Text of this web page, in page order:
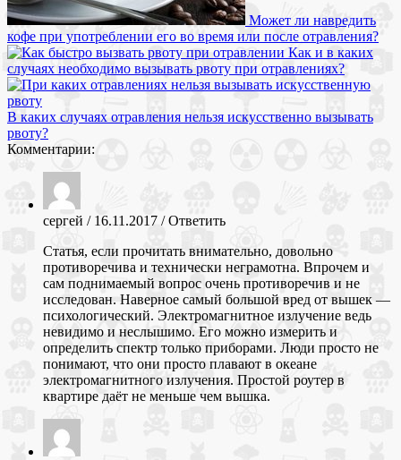
Может ли навредить
кофе при употреблении его во время или после отравления?
Как и в каких
случаях необходимо вызывать рвоту при отравлениях?
В каких случаях отравления нельзя искусственно вызывать
рвоту?
Комментарии:
сергей / 16.11.2017 /Ответить
Статья, если прочитать внимательно, довольно
противоречива и технически неграмотна. Впрочем и
сам поднимаемый вопрос очень противоречив и не
исследован. Наверное самый большой вред от вышек —
психологический. Электромагнитное излучение ведь
невидимо и неслышимо. Его можно измерить и
определить спектр только приборами. Люди просто не
понимают, что они просто плавают в океане
электромагнитного излучения. Простой роутер в
квартире даёт не меньше чем вышка.